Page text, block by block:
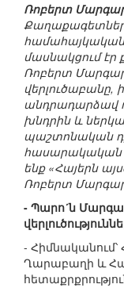
Ռոբերտ
մասնակցում
Ռոբերտ
վերլուծաբանը,
անդրադարձավ
խնդրին և
պաշտոնական
հասարակական
ենք «Հայերն
Ռոբերտ
- Պարո´ն
-
Ղարաբաղի և